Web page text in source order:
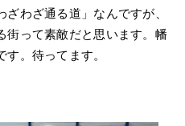
わざ通る道」なんですが、
街って素敵だと思います。幡
。待ってます。